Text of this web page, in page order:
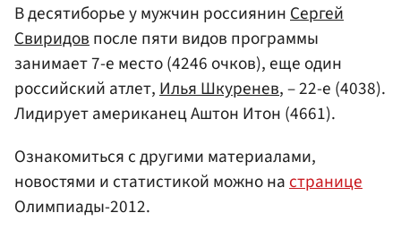
В десятиборье у мужчин россиянинСергей
Свиридовпосле пяти видов программы
занимает 7-е место (4246 очков), еще один
российский атлет,Илья Шкуренев, – 22-е (4038).
Лидирует американец Аштон Итон (4661).
Ознакомиться с другими материалами,
новостями и статистикой можно настранице
Олимпиады-2012.